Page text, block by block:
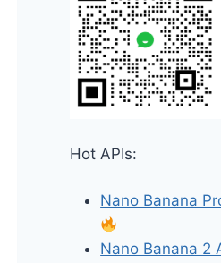
Hot APIs:
Nano Banana
Nano Banana 2